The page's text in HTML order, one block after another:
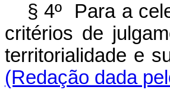
§ 4º Para a
critérios de
territorialidade e
(Redação dada